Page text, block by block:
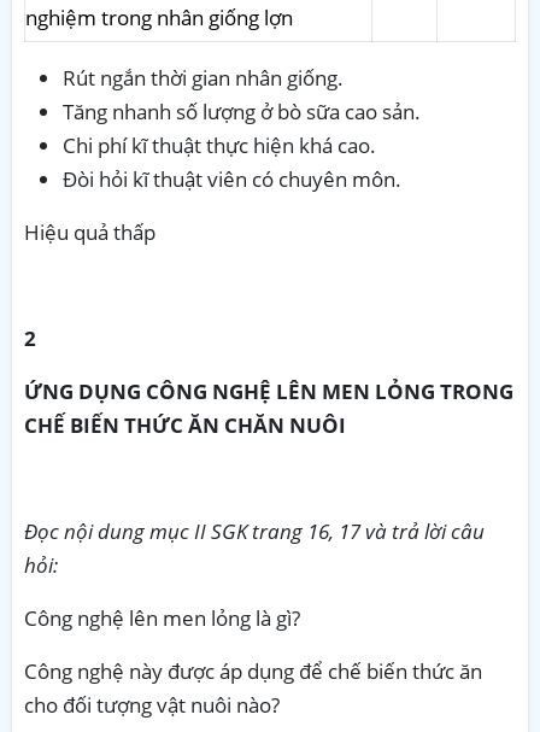
nghiệm trong nhân giống lợn
Rút ngắn thời gian nhân giống.
Tăng nhanh số lượng ở bò sữa cao sản.
Chi phí kĩ thuật thực hiện khá cao.
Đòi hỏi kĩ thuật viên có chuyên môn.
Hiệu quả thấp
2
ỨNG DỤNG CÔNG NGHỆ LÊN MEN LỎNG TRONG
CHẾ BIẾN THỨC ĂN CHĂN NUÔI
Đọc nội dung mục II SGK trang 16, 17 và trả lời câu
hỏi:
Công nghệ lên men lỏng là gì?
Công nghệ này được áp dụng để chế biến thức ăn
cho đối tượng vật nuôi nào?